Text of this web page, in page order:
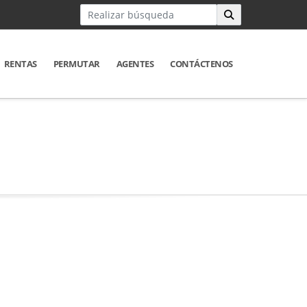
RENTAS PERMUTAR AGENTES CONTÁCTENOS